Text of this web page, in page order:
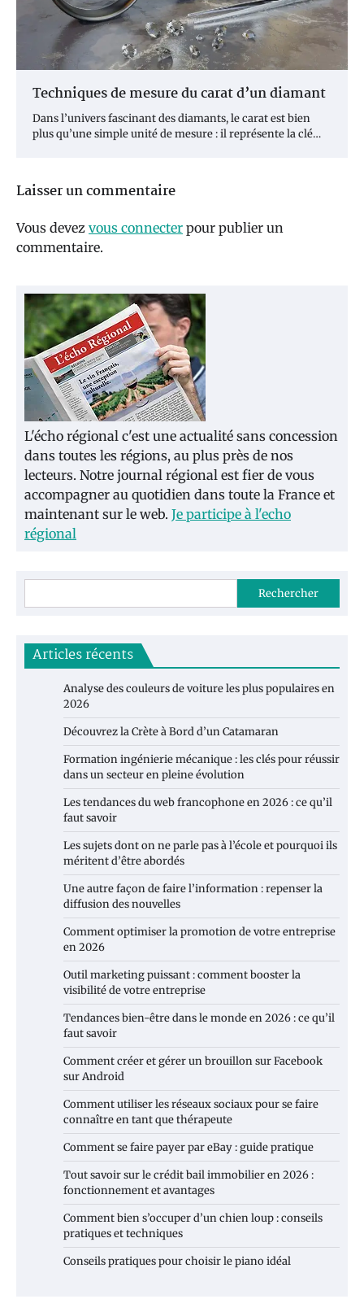
Techniques de mesure du carat d’un diamant
Dans l’univers fascinant des diamants, le carat est bien
plus qu’une simple unité de mesure : il représente la clé…
Laisser un commentaire
Vous devez vous connecter pour publier un
commentaire.
L'écho régional c'est une actualité sans concession
dans toutes les régions, au plus près de nos
lecteurs. Notre journal régional est fier de vous
accompagner au quotidien dans toute la France et
maintenant sur le web. Je participe à l'echo
régional
Rechercher
Articles récents
Analyse des couleurs de voiture les plus populaires en
2026
Découvrez la Crète à Bord d’un Catamaran
Formation ingénierie mécanique : les clés pour réussir
dans un secteur en pleine évolution
Les tendances du web francophone en 2026 : ce qu’il
faut savoir
Les sujets dont on ne parle pas à l’école et pourquoi ils
méritent d’être abordés
Une autre façon de faire l’information : repenser la
diffusion des nouvelles
Comment optimiser la promotion de votre entreprise
en 2026
Outil marketing puissant : comment booster la
visibilité de votre entreprise
Tendances bien-être dans le monde en 2026 : ce qu’il
faut savoir
Comment créer et gérer un brouillon sur Facebook
sur Android
Comment utiliser les réseaux sociaux pour se faire
connaître en tant que thérapeute
Comment se faire payer par eBay : guide pratique
Tout savoir sur le crédit bail immobilier en 2026 :
fonctionnement et avantages
Comment bien s’occuper d’un chien loup : conseils
pratiques et techniques
Conseils pratiques pour choisir le piano idéal